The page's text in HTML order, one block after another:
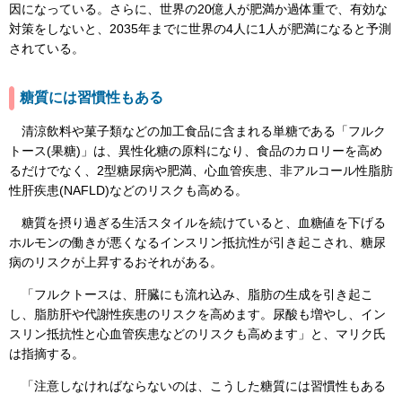
因になっている。さらに、世界の20億人が肥満か過体重で、有効な
対策をしないと、2035年までに世界の4人に1人が肥満になると予測
されている。
糖質には習慣性もある
清涼飲料や菓子類などの加工食品に含まれる単糖である「フルク
トース(果糖)」は、異性化糖の原料になり、食品のカロリーを高め
るだけでなく、2型糖尿病や肥満、心血管疾患、非アルコール性脂肪
性肝疾患(NAFLD)などのリスクも高める。
糖質を摂り過ぎる生活スタイルを続けていると、血糖値を下げる
ホルモンの働きが悪くなるインスリン抵抗性が引き起こされ、糖尿
病のリスクが上昇するおそれがある。
「フルクトースは、肝臓にも流れ込み、脂肪の生成を引き起こ
し、脂肪肝や代謝性疾患のリスクを高めます。尿酸も増やし、イン
スリン抵抗性と心血管疾患などのリスクも高めます」と、マリク氏
は指摘する。
「注意しなければならないのは、こうした糖質には習慣性もある